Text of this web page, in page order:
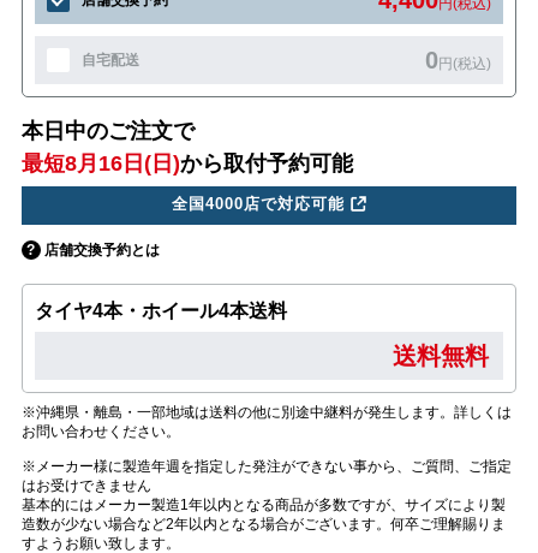
円(税込)
自宅配送 0円(税込)
本日中のご注文で
最短8月16日(日)から取付予約可能
全国4000店で対応可能
店舗交換予約とは
タイヤ4本・ホイール4本送料
送料無料
※沖縄県・離島・一部地域は送料の他に別途中継料が発生します。詳しくは
お問い合わせください。
※メーカー様に製造年週を指定した発注ができない事から、ご質問、ご指定
はお受けできません
基本的にはメーカー製造1年以内となる商品が多数ですが、サイズにより製
造数が少ない場合など2年以内となる場合がございます。何卒ご理解賜りま
すようお願い致します。